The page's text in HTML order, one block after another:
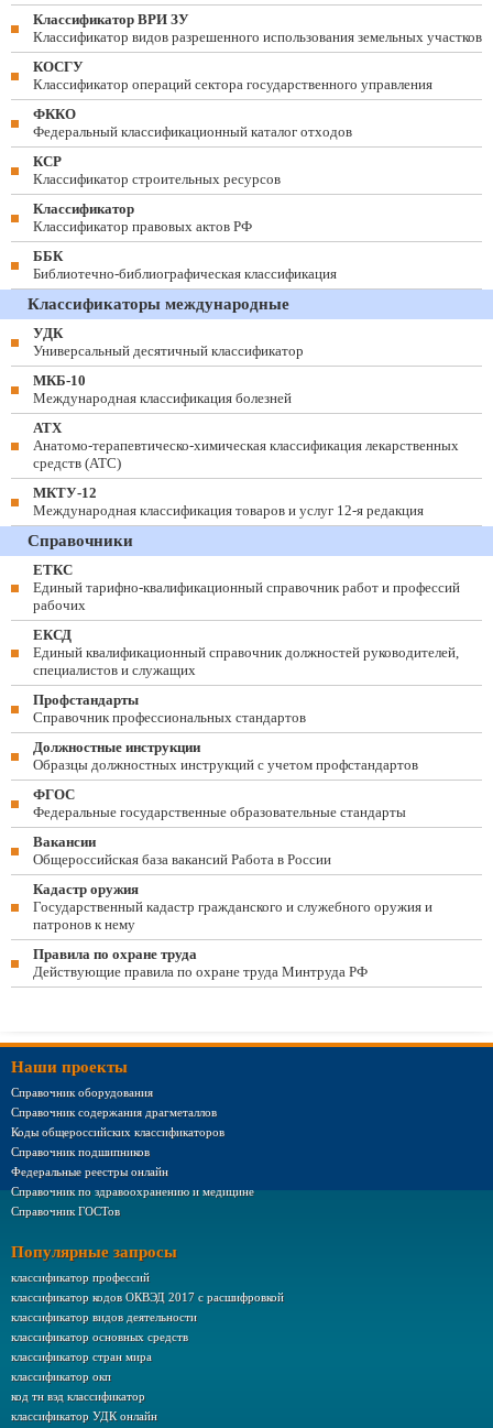
Классификатор ВРИ ЗУ
Классификатор видов разрешенного использования земельных участков
КОСГУ
Классификатор операций сектора государственного управления
ФККО
Федеральный классификационный каталог отходов
КСР
Классификатор строительных ресурсов
Классификатор
Классификатор правовых актов РФ
ББК
Библиотечно-библиографическая классификация
Классификаторы международные
УДК
Универсальный десятичный классификатор
МКБ-10
Международная классификация болезней
АТХ
Анатомо-терапевтическо-химическая классификация лекарственных
средств (ATC)
МКТУ-12
Международная классификация товаров и услуг 12-я редакция
Справочники
ЕТКС
Единый тарифно-квалификационный справочник работ и профессий
рабочих
ЕКСД
Единый квалификационный справочник должностей руководителей,
специалистов и служащих
Профстандарты
Справочник профессиональных стандартов
Должностные инструкции
Образцы должностных инструкций с учетом профстандартов
ФГОС
Федеральные государственные образовательные стандарты
Вакансии
Общероссийская база вакансий Работа в России
Кадастр оружия
Государственный кадастр гражданского и служебного оружия и
патронов к нему
Правила по охране труда
Действующие правила по охране труда Минтруда РФ
Наши проекты
Справочник оборудования
Справочник содержания драгметаллов
Коды общероссийских классификаторов
Справочник подшипников
Федеральные реестры онлайн
Справочник по здравоохранению и медицине
Справочник ГОСТов
Популярные запросы
классификатор профессий
классификатор кодов ОКВЭД 2017 с расшифровкой
классификатор видов деятельности
классификатор основных средств
классификатор стран мира
классификатор окп
код тн вэд классификатор
классификатор УДК онлайн